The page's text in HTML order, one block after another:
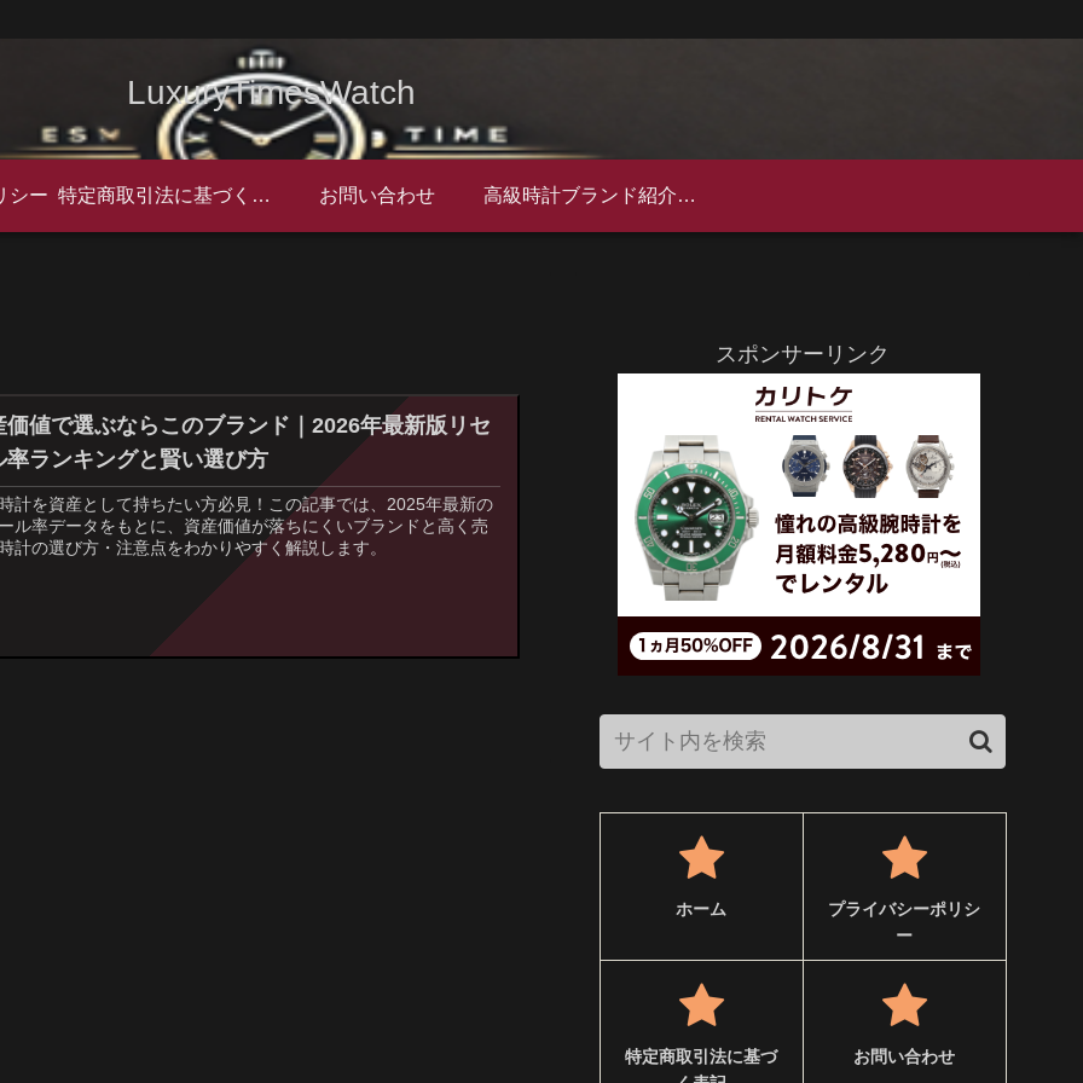
LuxuryTimesWatch
シー 特定商取引法に基づく表記 お問い合わせ 高級時計ブランド紹介完全ガイド｜歴史・特徴・人気モデルを徹底解説
価値で選ぶならこのブランド｜2026年最新版リセ
率ランキングと賢い選び方
計を資産として持ちたい方必見！この記事では、2025年最新の
ル率データをもとに、資産価値が落ちにくいブランドと高く売
計の選び方・注意点をわかりやすく解説します。
スポンサーリンク
ホーム
プライバシーポリシ
ー
特定商取引法に基づ
お問い合わせ